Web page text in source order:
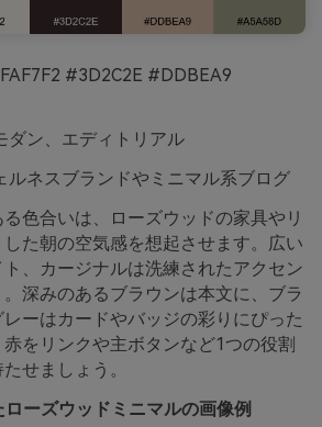
#3D2C2E #DDBEA9
ダン、エディトリアル
ルネスブランドやミニマル系ブログ
色合いは、ローズウッドの家具やリ
た朝の空気感を想起させます。広い
、カージナルは洗練されたアクセン
。深みのあるブラウンは本文に、ブラ
ーはカードやバッジの彩りにぴった
をリンクや主ボタンなど1つの役割
せましょう。
ーズウッドミニマルの画像例